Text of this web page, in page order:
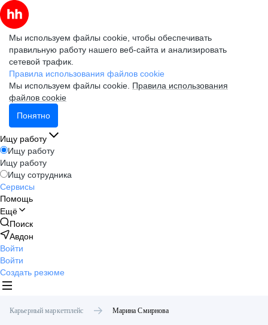
Мы используем файлы cookie, чтобы обеспечивать
правильную работу нашего веб-сайта и анализировать
сетевой трафик.
Правила использования файлов cookie
Мы используем файлы cookie. Правила использования
файлов cookie
Понятно
Ищу работу
Ищу работу
Ищу работу
Ищу сотрудника
Сервисы
Помощь
Ещё
Поиск
Авдон
Войти
Войти
Создать резюме
Карьерный маркетплейс Марина Смирнова